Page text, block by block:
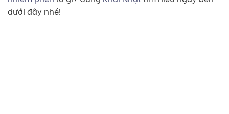
dưới đây nhé!